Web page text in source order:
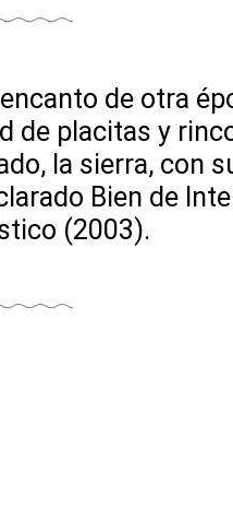
de otra
de placitas y
la sierra, con
Bien de
(2003).